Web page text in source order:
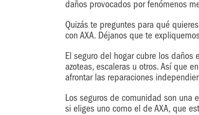
daños provocados por fenómenos
Quizás te preguntes para qué
con AXA. Déjanos que te
El seguro del hogar cubre los daños
azoteas, escaleras u otros. Así que
afrontar las reparaciones
Los seguros de comunidad son una
si eliges uno como el de AXA, que